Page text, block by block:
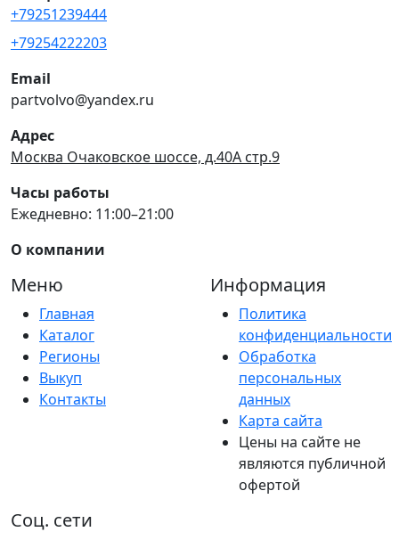
+79251239444
+79254222203
Email
partvolvo@yandex.ru
Адрес
Москва Очаковское шоссе, д.40А стр.9
Часы работы
Ежедневно: 11:00–21:00
О компании
Меню
Главная
Каталог
Регионы
Выкуп
Контакты
Информация
Политика
конфиденциальности
Обработка
персональных
данных
Карта сайта
Цены на сайте не
являются публичной
офертой
Соц. сети